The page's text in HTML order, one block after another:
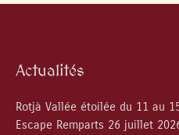
Actualités
Rotjà Vallée étoilée du 11 au
Escape Remparts 26 juillet